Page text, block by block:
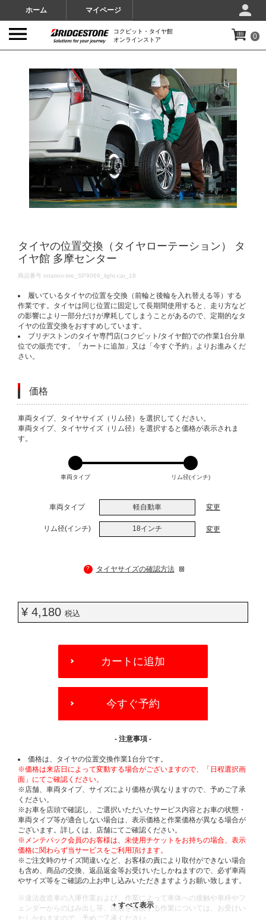
ホーム マイページ
コクピット・タイヤ館
オンラインストア
0
タイヤの位置交換（タイヤローテーション） タ
イヤ館 多摩センター
DETAILS
商品番号 rotation-tire_SP9069_light-car_18
履いているタイヤの位置を交換（前輪と後輪を入れ替える等）する
作業です。タイヤは同じ位置に固定して長期間使用すると、走り方など
の影響により一部分だけが摩耗してしまうことがあるので、定期的なタ
イヤの位置交換をおすすめしています。
ブリヂストンのタイヤ専門店(コクピット/タイヤ館)での作業1台分単
位での販売です。「カートに追加」又は「今すぐ予約」よりお進みくだ
さい。
価格
VARIATIONS
車両タイプ、タイヤサイズ（リム径）を選択してください。
車両タイプ、タイヤサイズ（リム径）を選択すると価格が表示されま
す。
車両タイプ リム径(インチ)
車両タイプ 軽自動車 変更
リム径(インチ) 18インチ 変更
? タイヤサイズの確認方法
¥ 4,180 税込
OPTIONS
カートに追加
今すぐ予約
- 注意事項 -
価格は、タイヤの位置交換作業1台分です。
※価格は来店日によって変動する場合がございますので、「日程選択画
面」にてご確認ください。
※店舗、車両タイプ、サイズにより価格が異なりますので、予めご了承
ください。
※お車を店頭で確認し、ご選択いただいたサービス内容とお車の状態・
車両タイプ等が適合しない場合は、表示価格と作業価格が異なる場合が
ございます。詳しくは、店舗にてご確認ください。
※メンテパック会員のお客様は、未使用チケットをお持ちの場合、表示
価格に関わらず当サービスをご利用頂けます。
※ご注文時のサイズ間違いなど、お客様の責により取付ができない場合
も含め、商品の交換、返品返金等お受けいたしかねますので、必ず車両
やサイズ等をご確認の上お申し込みいただきますようお願い致します。
※違法改造車の入庫作業および、作業によって車体への接触や車枠やフ
ェンダーからのはみ出し等、法規を逸脱する作業については、お受けい
たしかねますので、予めご了承ください。